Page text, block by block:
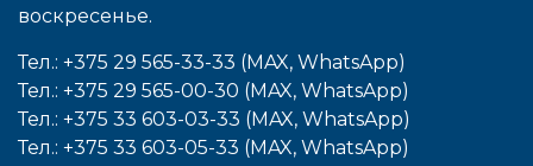
воcкресенье.
Тел.: +375 29 565-33-33 (MAX, WhatsApp)
Тел.: +375 29 565-00-30 (MAX, WhatsApp)
Тел.: +375 33 603-03-33 (MAX, WhatsApp)
Тел.: +375 33 603-05-33 (MAX, WhatsApp)